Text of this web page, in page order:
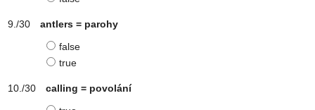
antlers = parohy
false
true
calling = povolání